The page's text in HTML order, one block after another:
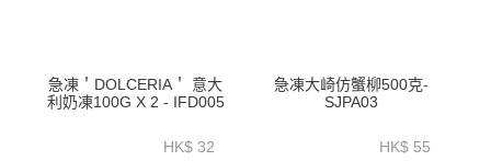
急凍＇DOLCERIA＇ 意大
利奶凍100G X 2 - IFD005
HK$ 32
急凍大崎仿蟹柳500克-
SJPA03
HK$ 55